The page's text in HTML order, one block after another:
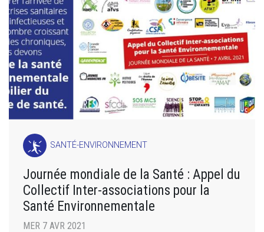
SANTÉ-ENVIRONNEMENT
Journée mondiale de la Santé : Appel du
Collectif Inter-associations pour la
Santé Environnementale
MER 7 AVR 2021